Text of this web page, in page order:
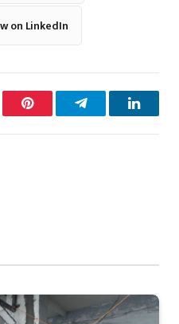
on LinkedIn
Pinterest Telegram